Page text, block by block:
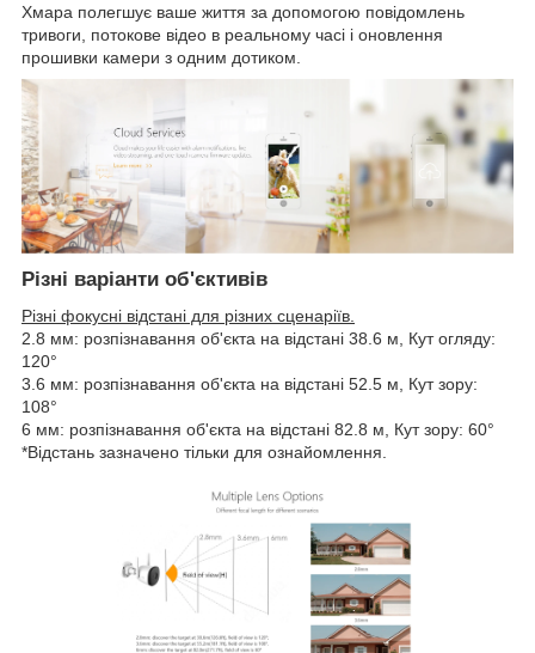
Хмара полегшує ваше життя за допомогою повідомлень
тривоги, потокове відео в реальному часі і оновлення
прошивки камери з одним дотиком.
Різні варіанти об'єктивів
Різні фокусні відстані для різних сценаріїв.
2.8 мм: розпізнавання об'єкта на відстані 38.6 м, Кут огляду:
120°
3.6 мм: розпізнавання об'єкта на відстані 52.5 м, Кут зору:
108°
6 мм: розпізнавання об'єкта на відстані 82.8 м, Кут зору: 60°
*Відстань зазначено тільки для ознайомлення.